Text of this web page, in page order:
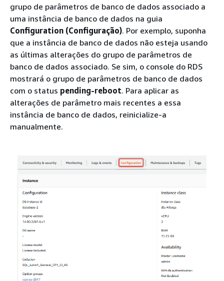
grupo de parâmetros de banco de dados associado a
uma instância de banco de dados na guia
Configuration (Configuração). Por exemplo, suponha
que a instância de banco de dados não esteja usando
as últimas alterações do grupo de parâmetros de
banco de dados associado. Se sim, o console do RDS
mostrará o grupo de parâmetros de banco de dados
com o status pending-reboot. Para aplicar as
alterações de parâmetro mais recentes a essa
instância de banco de dados, reinicialize-a
manualmente.